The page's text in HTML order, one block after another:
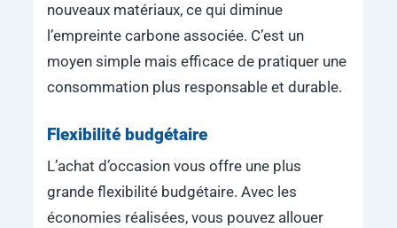
nouveaux matériaux, ce qui diminue
l’empreinte carbone associée. C’est un
moyen simple mais efficace de pratiquer une
consommation plus responsable et durable.
Flexibilité budgétaire
L’achat d’occasion vous offre une plus
grande flexibilité budgétaire. Avec les
économies réalisées, vous pouvez allouer